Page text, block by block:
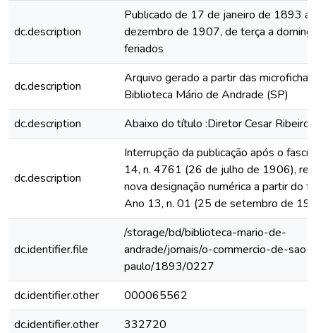
dc.description
Publicado de 17 de janeiro de 1893 a
dezembro de 1907, de terça a
feriados
dc.description
Arquivo gerado a partir das
Biblioteca Mário de Andrade (SP)
dc.description
Abaixo do título :Diretor Cesar Ribeiro
dc.description
Interrupção da publicação após o
14, n. 4761 (26 de julho de 1906),
nova designação numérica a partir do
Ano 13, n. 01 (25 de setembro de
dc.identifier.file
/storage/bd/biblioteca-mario-de-
andrade/jornais/o-commercio-de-sao-
paulo/1893/0227
dc.identifier.other
000065562
dc.identifier.other
332720